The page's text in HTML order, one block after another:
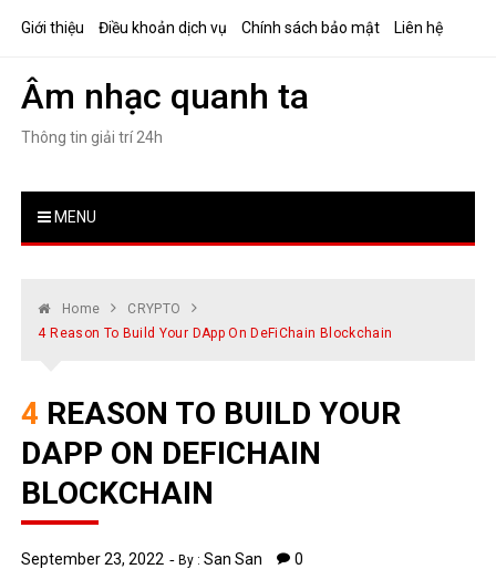
Giới thiệu Điều khoản dịch vụ Chính sách bảo mật Liên hệ
Âm nhạc quanh ta
Thông tin giải trí 24h
MENU
Home
CRYPTO
4 Reason To Build Your DApp On DeFiChain Blockchain
4 REASON TO BUILD YOUR
DAPP ON DEFICHAIN
BLOCKCHAIN
September 23, 2022 By :San San 0